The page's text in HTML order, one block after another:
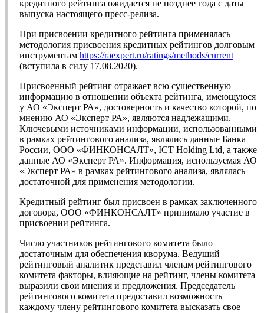
кредитного рейтинга ожидается не позднее года с даты
выпуска настоящего пресс-релиза.
При присвоении кредитного рейтинга применялась
методология присвоения кредитных рейтингов долговым
инструментам https://raexpert.ru/ratings/methods/current
(вступила в силу 17.08.2020).
Присвоенный рейтинг отражает всю существенную
информацию в отношении объекта рейтинга, имеющуюся
у АО «Эксперт РА», достоверность и качество которой, по
мнению АО «Эксперт РА», являются надлежащими.
Ключевыми источниками информации, использованными
в рамках рейтингового анализа, являлись данные Банка
России, ООО «ФИНКОНСАЛТ», ICT Holding Ltd, а также
данные АО «Эксперт РА». Информация, используемая АО
«Эксперт РА» в рамках рейтингового анализа, являлась
достаточной для применения методологии.
Кредитный рейтинг был присвоен в рамках заключенного
договора, ООО «ФИНКОНСАЛТ» принимало участие в
присвоении рейтинга.
Число участников рейтингового комитета было
достаточным для обеспечения кворума. Ведущий
рейтинговый аналитик представил членам рейтингового
комитета факторы, влияющие на рейтинг, члены комитета
выразили свои мнения и предложения. Председатель
рейтингового комитета предоставил возможность
каждому члену рейтингового комитета высказать свое